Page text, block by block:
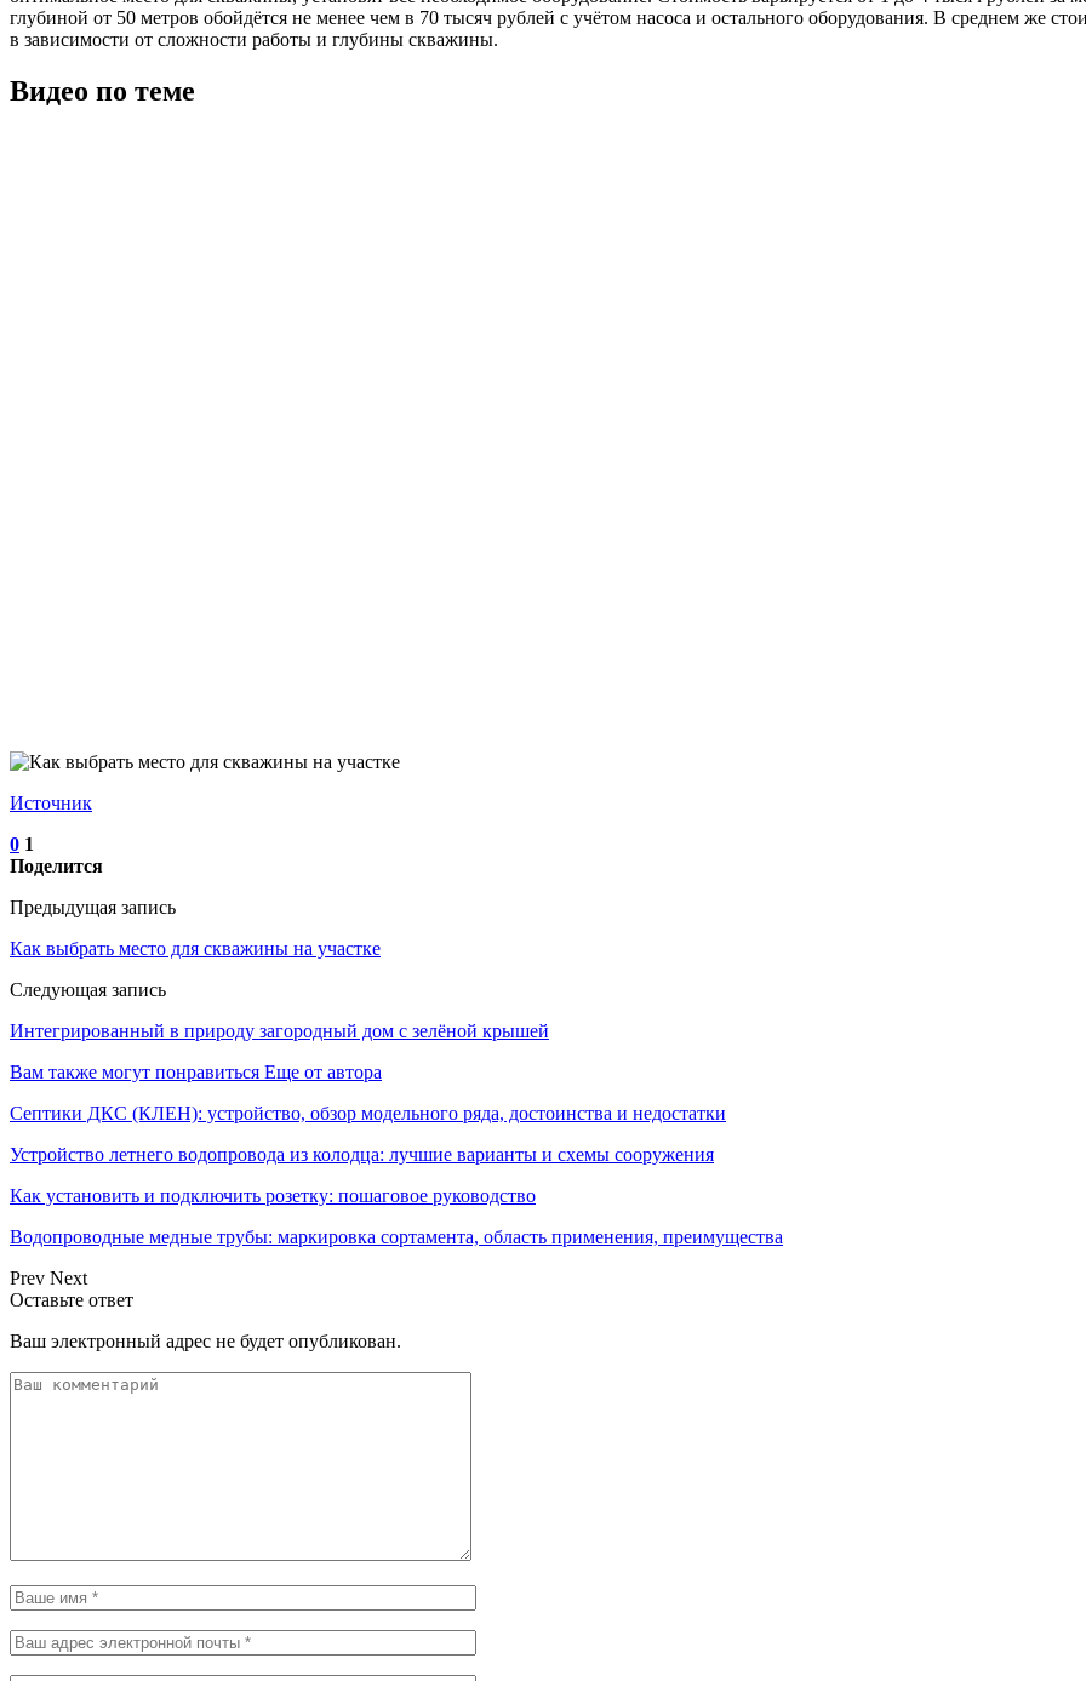
глубиной от 50 метров обойдётся не менее чем в 70 тысяч рублей с учётом насоса и остального оборудования. В среднем же
в зависимости от сложности работы и глубины скважины.
Видео по теме
Источник
0 1
Поделится
Предыдущая запись
Как выбрать место для скважины на участке
Следующая запись
Интегрированный в природу загородный дом с зелёной крышей
Вам также могут понравиться Еще от автора
Септики ДКС (КЛЕН): устройство, обзор модельного ряда, достоинства и недостатки
Устройство летнего водопровода из колодца: лучшие варианты и схемы сооружения
Как установить и подключить розетку: пошаговое руководство
Водопроводные медные трубы: маркировка сортамента, область применения, преимущества
Prev Next
Оставьте ответ
Ваш электронный адрес не будет опубликован.